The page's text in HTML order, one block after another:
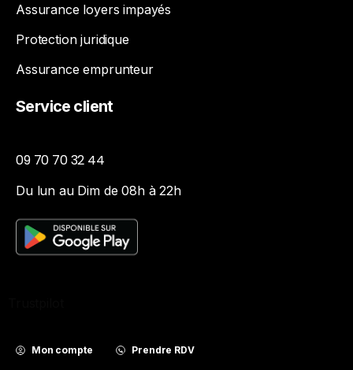
Assurance loyers impayés
Protection juridique
Assurance emprunteur
Service client
09 70 70 32 44
Du lun au Dim de 08h à 22h
Mon compte Prendre RDV